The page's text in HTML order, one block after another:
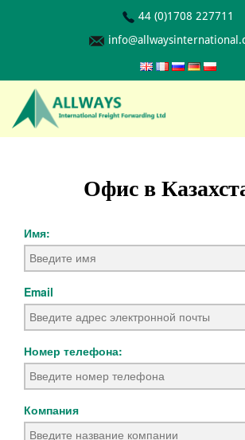
44 (0)1708 227711
Офис в
Имя:
Email
Номер телефона:
Компания